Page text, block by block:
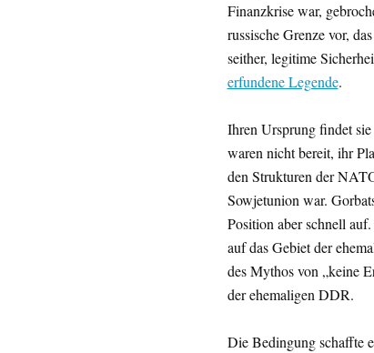
Finanzkrise war,
russische Grenze vor,
seither, legitime
erfundene Legende.
Ihren Ursprung findet
waren nicht bereit, ihr
den Strukturen der
Sowjetunion war.
Position aber schnell
auf das Gebiet der
des Mythos von „keine
der ehemaligen DDR.
Die Bedingung schaffte